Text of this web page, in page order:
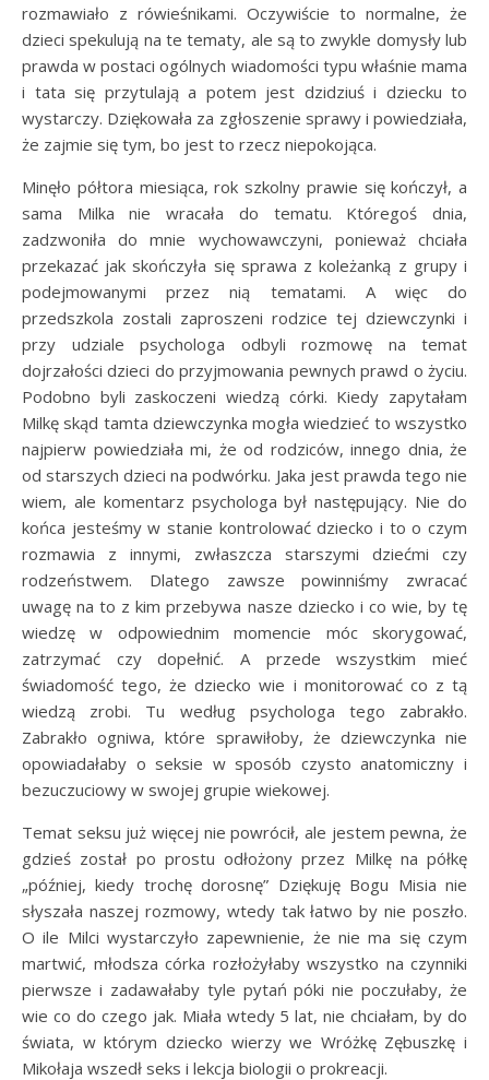
rozmawiało z rówieśnikami. Oczywiście to normalne, że
dzieci spekulują na te tematy, ale są to zwykle domysły lub
prawda w postaci ogólnych wiadomości typu właśnie mama
i tata się przytulają a potem jest dzidziuś i dziecku to
wystarczy. Dziękowała za zgłoszenie sprawy i powiedziała,
że zajmie się tym, bo jest to rzecz niepokojąca.
Minęło półtora miesiąca, rok szkolny prawie się kończył, a
sama Milka nie wracała do tematu. Któregoś dnia,
zadzwoniła do mnie wychowawczyni, ponieważ chciała
przekazać jak skończyła się sprawa z koleżanką z grupy i
podejmowanymi przez nią tematami. A więc do
przedszkola zostali zaproszeni rodzice tej dziewczynki i
przy udziale psychologa odbyli rozmowę na temat
dojrzałości dzieci do przyjmowania pewnych prawd o życiu.
Podobno byli zaskoczeni wiedzą córki. Kiedy zapytałam
Milkę skąd tamta dziewczynka mogła wiedzieć to wszystko
najpierw powiedziała mi, że od rodziców, innego dnia, że
od starszych dzieci na podwórku. Jaka jest prawda tego nie
wiem, ale komentarz psychologa był następujący. Nie do
końca jesteśmy w stanie kontrolować dziecko i to o czym
rozmawia z innymi, zwłaszcza starszymi dziećmi czy
rodzeństwem. Dlatego zawsze powinniśmy zwracać
uwagę na to z kim przebywa nasze dziecko i co wie, by tę
wiedzę w odpowiednim momencie móc skorygować,
zatrzymać czy dopełnić. A przede wszystkim mieć
świadomość tego, że dziecko wie i monitorować co z tą
wiedzą zrobi. Tu według psychologa tego zabrakło.
Zabrakło ogniwa, które sprawiłoby, że dziewczynka nie
opowiadałaby o seksie w sposób czysto anatomiczny i
bezuczuciowy w swojej grupie wiekowej.
Temat seksu już więcej nie powrócił, ale jestem pewna, że
gdzieś został po prostu odłożony przez Milkę na półkę
„później, kiedy trochę dorosnę” Dziękuję Bogu Misia nie
słyszała naszej rozmowy, wtedy tak łatwo by nie poszło.
O ile Milci wystarczyło zapewnienie, że nie ma się czym
martwić, młodsza córka rozłożyłaby wszystko na czynniki
pierwsze i zadawałaby tyle pytań póki nie poczułaby, że
wie co do czego jak. Miała wtedy 5 lat, nie chciałam, by do
świata, w którym dziecko wierzy we Wróżkę Zębuszkę i
Mikołaja wszedł seks i lekcja biologii o prokreacji.